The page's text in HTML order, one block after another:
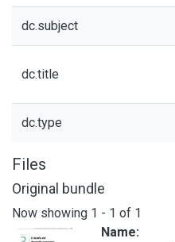
dc.subject
dc.title
dc.type
Files
Original bundle
Now showing 1 - 1 of 1
Name: